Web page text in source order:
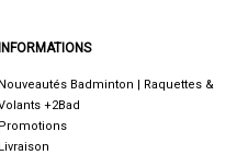
INFORMATIONS
Nouveautés Badminton | Raquettes &
+2Bad
Promotions
Livraison